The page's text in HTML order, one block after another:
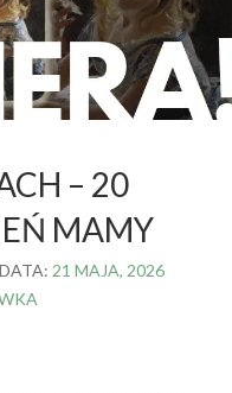
– 20
MAMY
DATA: 21 MAJA, 2026